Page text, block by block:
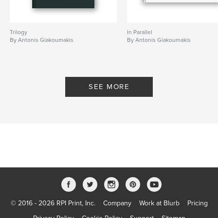
33×28 cm
Publish Date: Nov 10, 2019
Trilogy
By Antonis Giakoumakis
In Parallel
By Antonis Giakoumakis
SEE MORE
© 2016 - 2026 RPI Print, Inc. Company Work at Blurb
Pricing